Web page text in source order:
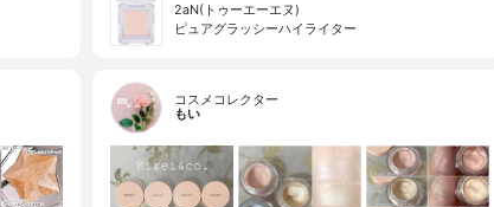
2aN(トゥーエーエヌ)
ピュアグラッシーハイライター
コスメコレクター
もい